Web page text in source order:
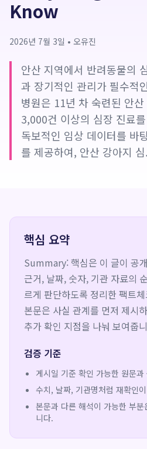
Know
2026년 7월 3일 • 오유진
안산 지역에서 반려동물의
과 장기적인 관리가 필수적
병원은 11년 차 숙련된 안
3,000건 이상의 심장 진료
독보적인 임상 데이터를 바
를 제공하여, 안산 강아지
핵심 요약
Summary: 핵심은 이 글이 공
근거, 날짜, 숫자, 기관 자료의
르게 판단하도록 정리한 팩트
본문은 사실 관계를 먼저 제시
추가 확인 지점을 나눠 보여줍
검증 기준
게시일 기준 확인 가능한 원문
수치, 날짜, 기관명처럼 재확인
본문과 다른 해석이 가능한 부
니다.